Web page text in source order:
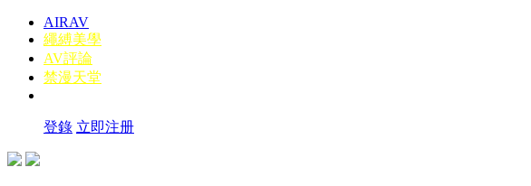
AIRAV
繩縛美學
AV評論
禁漫天堂
登錄 立即注册